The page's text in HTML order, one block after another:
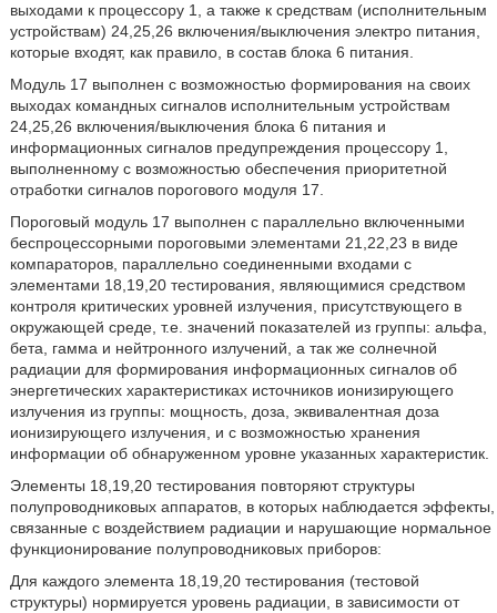
выходами к процессору 1, а также к средствам (исполнительным
устройствам) 24,25,26 включения/выключения электро питания,
которые входят, как правило, в состав блока 6 питания.
Модуль 17 выполнен с возможностью формирования на своих
выходах командных сигналов исполнительным устройствам
24,25,26 включения/выключения блока 6 питания и
информационных сигналов предупреждения процессору 1,
выполненному с возможностью обеспечения приоритетной
отработки сигналов порогового модуля 17.
Пороговый модуль 17 выполнен с параллельно включенными
беспроцессорными пороговыми элементами 21,22,23 в виде
компараторов, параллельно соединенными входами с
элементами 18,19,20 тестирования, являющимися средством
контроля критических уровней излучения, присутствующего в
окружающей среде, т.е. значений показателей из группы: альфа,
бета, гамма и нейтронного излучений, а так же солнечной
радиации для формирования информационных сигналов об
энергетических характеристиках источников ионизирующего
излучения из группы: мощность, доза, эквивалентная доза
ионизирующего излучения, и с возможностью хранения
информации об обнаруженном уровне указанных характеристик.
Элементы 18,19,20 тестирования повторяют структуры
полупроводниковых аппаратов, в которых наблюдается эффекты,
связанные с воздействием радиации и нарушающие нормальное
функционирование полупроводниковых приборов:
Для каждого элемента 18,19,20 тестирования (тестовой
структуры) нормируется уровень радиации, в зависимости от